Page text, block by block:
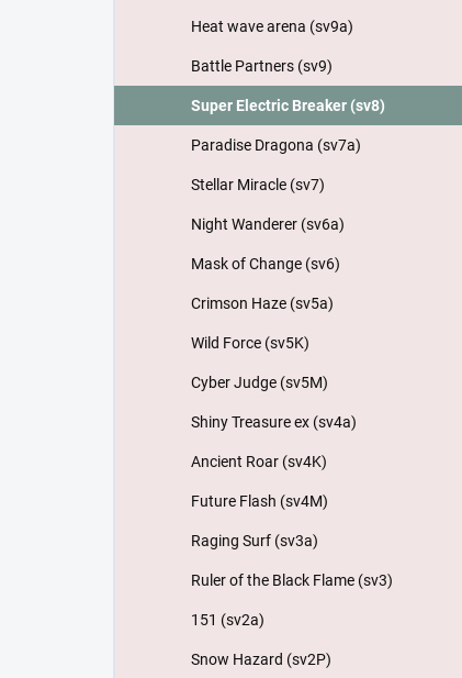
Heat wave arena (sv9a)
Battle Partners (sv9)
Super Electric Breaker (sv8)
Paradise Dragona (sv7a)
Stellar Miracle (sv7)
Night Wanderer (sv6a)
Mask of Change (sv6)
Crimson Haze (sv5a)
Wild Force (sv5K)
Cyber Judge (sv5M)
Shiny Treasure ex (sv4a)
Ancient Roar (sv4K)
Future Flash (sv4M)
Raging Surf (sv3a)
Ruler of the Black Flame (sv3)
151 (sv2a)
Snow Hazard (sv2P)